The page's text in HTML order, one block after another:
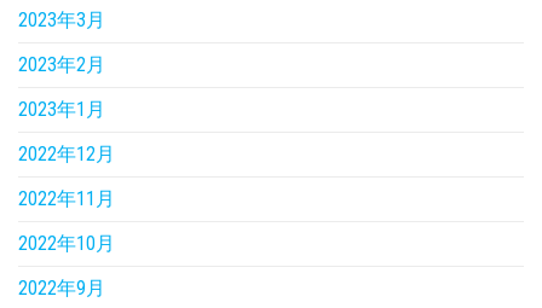
2023年3月
2023年2月
2023年1月
2022年12月
2022年11月
2022年10月
2022年9月